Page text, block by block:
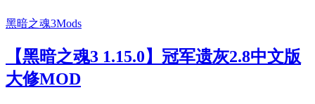
黑暗之魂3Mods
【黑暗之魂3 1.15.0】冠军遗灰2.8中文版
大修MOD